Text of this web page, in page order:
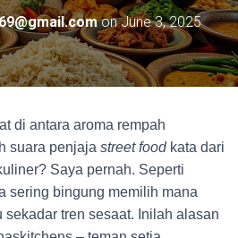
onJune 3, 2025
di antara aroma rempah
suara penjaja street food kata dari
Saya pernah. Seperti
sering bingung memilih mana
sekadar tren sesaat. Inilah alasan